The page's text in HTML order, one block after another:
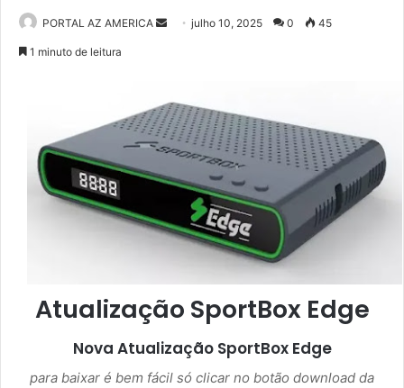
PORTAL AZ AMERICA
e
u
m
e
a
l
julho 10, 2025 0 45
1 minuto de leitura
Atualização SportBox Edge
Nova Atualização SportBox Edge
para baixar é bem fácil só clicar no botão download da